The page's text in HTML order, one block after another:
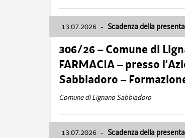
13.07.2026 - Scadenza della
306/26 – Comune di
FARMACIA – presso
Sabbiadoro –
Comune di Lignano Sabbiadoro
13.07.2026 - Scadenza della